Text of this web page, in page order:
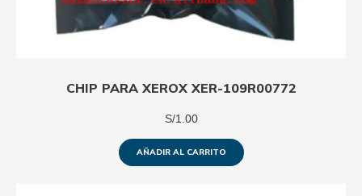
CHIP PARA XEROX XER-109R00772
S/1.00
AÑADIR AL CARRITO